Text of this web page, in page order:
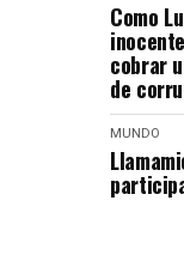
Como
cobrar
de
MUNDO